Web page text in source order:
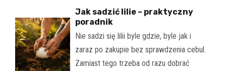
Jak sadzić lilie – praktyczny
poradnik
Nie sadzi się lilii byle gdzie, byle jak i
zaraz po zakupie bez sprawdzenia cebul.
Zamiast tego trzeba od razu dobrać